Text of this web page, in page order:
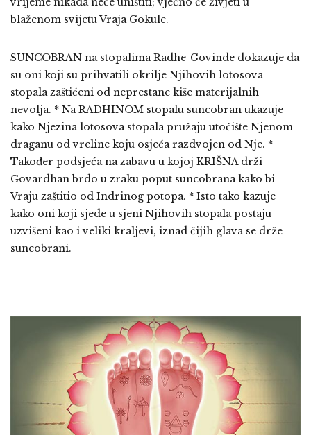
blaženom svijetu Vraja Gokule.
SUNCOBRAN na stopalima Radhe-Govinde dokazuje da
su oni koji su prihvatili okrilje Njihovih lotosova
stopala zaštićeni od neprestane kiše materijalnih
nevolja. * Na RADHINOM stopalu suncobran ukazuje
kako Njezina lotosova stopala pružaju utočište Njenom
draganu od vreline koju osjeća razdvojen od Nje. *
Također podsjeća na zabavu u kojoj KRIŠNA drži
Govardhan brdo u zraku poput suncobrana kako bi
Vraju zaštitio od Indrinog potopa. * Isto tako kazuje
kako oni koji sjede u sjeni Njihovih stopala postaju
uzvišeni kao i veliki kraljevi, iznad čijih glava se drže
suncobrani.